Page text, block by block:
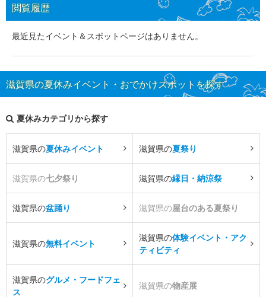
閲覧履歴
最近見たイベント＆スポットページはありません。
滋賀県の夏休みイベント・おでかけスポットを探す
夏休みカテゴリから探す
滋賀県の夏休みイベント 滋賀県の夏祭り
滋賀県の七夕祭り 滋賀県の縁日・納涼祭
滋賀県の盆踊り 滋賀県の屋台のある夏祭り
滋賀県の無料イベント
滋賀県の体験イベント・アク
ティビティ
滋賀県のグルメ・フードフェ
ス
滋賀県の物産展